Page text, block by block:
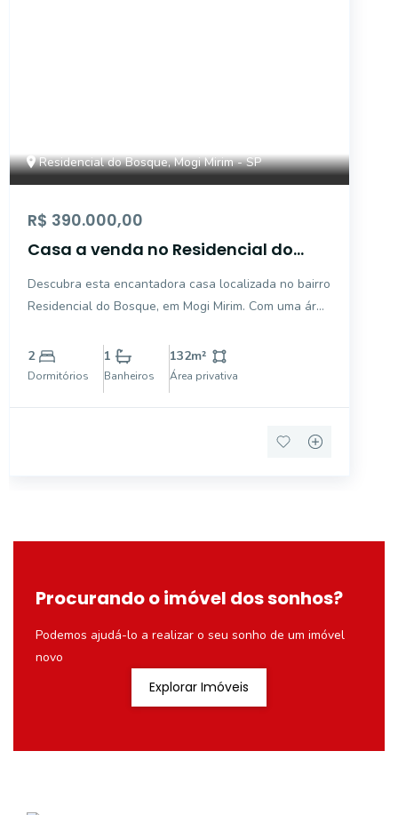
Residencial do Bosque, Mogi Mirim - SP
R$ 390.000,00
Casa a venda no Residencial do
Descubra esta encantadora casa localizada no bairro
Residencial do Bosque, em Mogi Mirim. Com uma área
este imóvel oferece um ótimo potencial para receber
sua família. Situada em um bairro tranquilo e arbo
2
Dormitórios
1
Banheiros
132m²
Área privativa
Procurando o imóvel dos sonhos?
Podemos ajudá-lo a realizar o seu sonho de um imóvel
novo
Explorar Imóveis